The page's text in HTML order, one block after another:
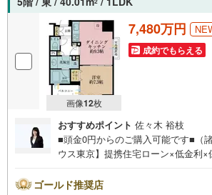
画像12枚
7,480万円
成約でもらえる
おすすめポイント 佐々木 裕枝
■頭金0円からのご購入可能です■（
ウス東京】提携住宅ローン×低金利×
ayボーナスライトがもらえる「
ゴールド推奨店